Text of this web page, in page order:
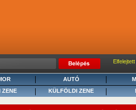
AUTÓ
ZENE KÜLFÖLDI ZENE